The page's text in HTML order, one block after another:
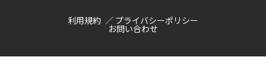
利用規約 プライバシーポリシー
お問い合わせ